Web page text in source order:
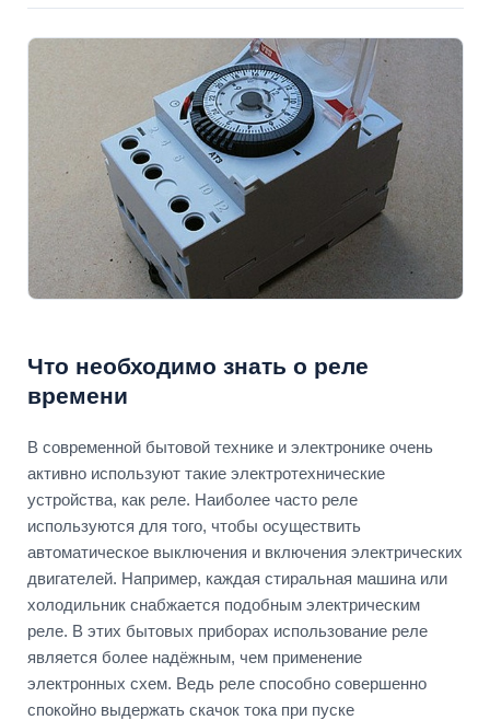
Что необходимо знать о реле
времени
В современной бытовой технике и электронике очень
активно используют такие электротехнические
устройства, как реле. Наиболее часто реле
используются для того, чтобы осуществить
автоматическое выключения и включения электрических
двигателей. Например, каждая стиральная машина или
холодильник снабжается подобным электрическим
реле. В этих бытовых приборах использование реле
является более надёжным, чем применение
электронных схем. Ведь реле способно совершенно
спокойно выдержать скачок тока при пуске